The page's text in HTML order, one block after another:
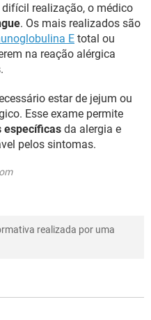
realização, o médico
. Os mais realizados são
E total ou
na reação alérgica
estar de jejum ou
Esse exame permite
específicas da alergia e
pelos sintomas.
realizada por uma